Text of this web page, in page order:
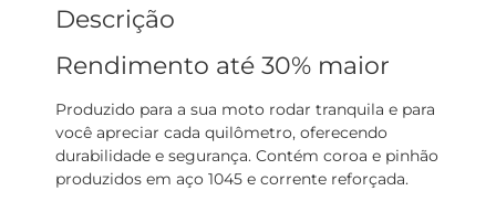
Descrição
Rendimento até 30% maior
Produzido para a sua moto rodar tranquila e para
você apreciar cada quilômetro, oferecendo
durabilidade e segurança. Contém coroa e pinhão
produzidos em aço 1045 e corrente reforçada.